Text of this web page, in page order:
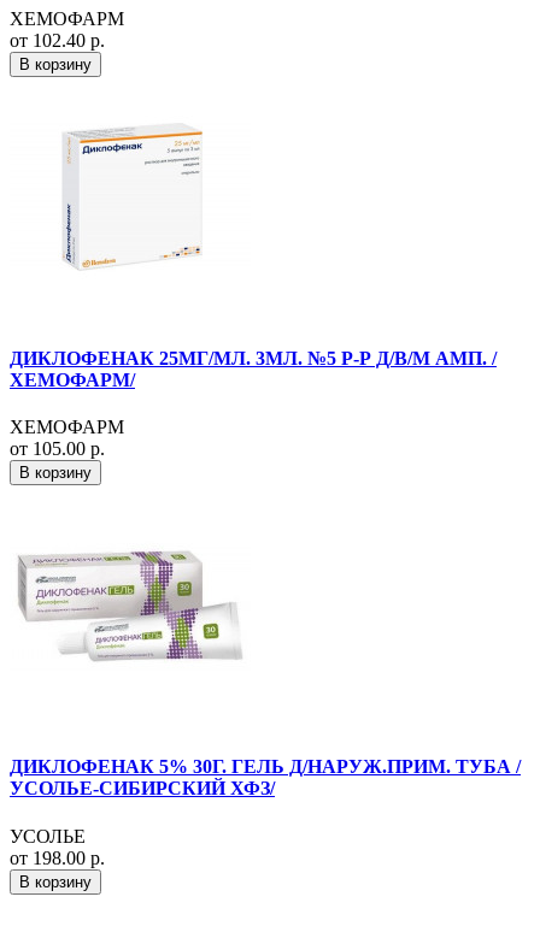
ХЕМОФАРМ
от 102.40 р.
В корзину
ДИКЛОФЕНАК 25МГ/МЛ. 3МЛ. №5 Р-Р Д/В/М АМП. /
ХЕМОФАРМ/
ХЕМОФАРМ
от 105.00 р.
В корзину
ДИКЛОФЕНАК 5% 30Г. ГЕЛЬ Д/НАРУЖ.ПРИМ. ТУБА /
УСОЛЬЕ-СИБИРСКИЙ ХФЗ/
УСОЛЬЕ
от 198.00 р.
В корзину